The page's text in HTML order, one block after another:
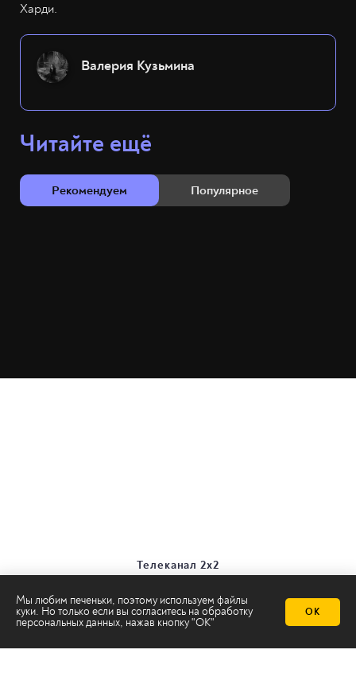
Харди.
Валерия Кузьмина
Читайте ещё
Рекомендуем Популярное
Мы любим печеньки, поэтому используем файлы
куки. Но только если вы согласитесь на обработку
персональных данных, нажав кнопку "ОК"
ОК
Телеканал 2х2
Все авторы
Все темы